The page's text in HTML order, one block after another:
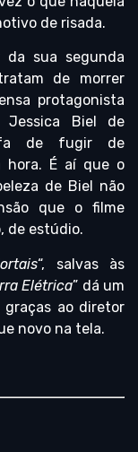
de risada.
da sua segunda
de morrer
protagonista
Jessica Biel de
de fugir de
hora. É aí que o
de Biel não
que o filme
de estúdio.
“, salvas às
Elétrica” dá um
graças ao diretor
novo na tela.